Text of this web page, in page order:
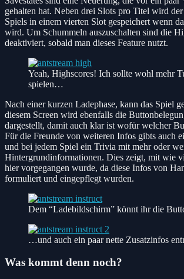
gehalten hat. Neben drei Slots pro Titel wird
Spiels in einem vierten Slot gespeichert wenn
wird. Um Schummeln auszuschalten sind die
deaktiviert, sobald man dieses Feature nutzt.
Yeah, Highscores! Ich sollte wohl mehr
spielen…
Nach einer kurzen Ladephase, kann das Spiel
diesem Screen wird ebenfalls die
dargestellt, damit auch klar ist wofür welcher
Für die Freunde von weiteren Infos gibts auch
und bei jedem Spiel ein Trivia mit mehr oder
Hintergrundinformationen. Dies zeigt, mit wie
hier vorgegangen wurde, da diese Infos von
formuliert und eingepflegt wurden.
Dem “Ladebildschirm” könnt ihr die
…und auch ein paar nette Zusatzinfos
Was kommt denn noch?